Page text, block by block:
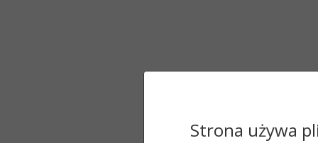
Strona używa